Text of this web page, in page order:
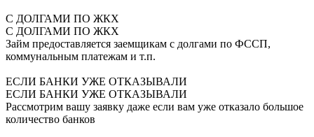
С ДОЛГАМИ ПО ЖКХ
С ДОЛГАМИ ПО ЖКХ
Займ предоставляется заемщикам с долгами по ФССП,
коммунальным платежам и т.п.
ЕСЛИ БАНКИ УЖЕ ОТКАЗЫВАЛИ
ЕСЛИ БАНКИ УЖЕ ОТКАЗЫВАЛИ
Рассмотрим вашу заявку даже если вам уже отказало большое
количество банков